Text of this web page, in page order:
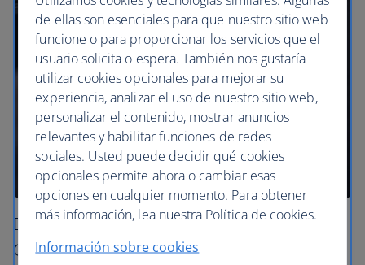
Estamos ampliando nuestra colaboración con
Grind para ofrecerle el auténtico sabor del
de ellas son esenciales para que nuestro sitio web
funcione o para proporcionar los servicios que el
usuario solicita o espera. También nos gustaría
utilizar cookies opcionales para mejorar su
experiencia, analizar el uso de nuestro sitio web,
personalizar el contenido, mostrar anuncios
relevantes y habilitar funciones de redes
sociales. Usted puede decidir qué cookies
opcionales permite ahora o cambiar esas
opciones en cualquier momento. Para obtener
más información, lea nuestra Política de cookies.
Información sobre cookies